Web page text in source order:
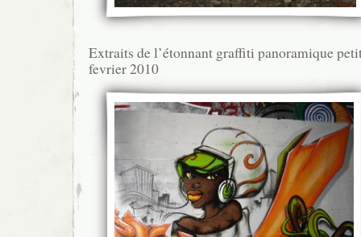
Extraits de l’étonnant graffiti panoramique
fevrier 2010